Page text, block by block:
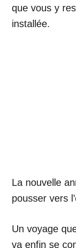
que vous y
installée.
La nouvelle
pousser vers
Un voyage
va enfin se